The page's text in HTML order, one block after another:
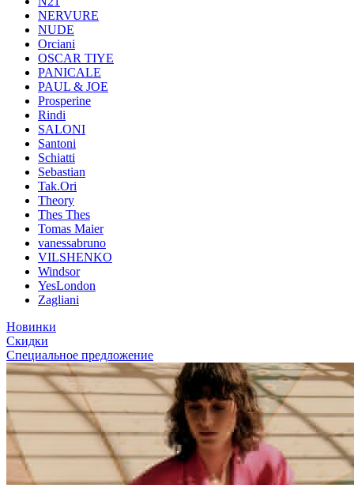
NERVURE
NUDE
Orciani
OSCAR TIYE
PANICALE
PAUL & JOE
Prosperine
Rindi
SALONI
Santoni
Schiatti
Sebastian
Tak.Ori
Theory
Thes Thes
Tomas Maier
vanessabruno
VILSHENKO
Windsor
YesLondon
Zagliani
Новинки
Скидки
Специальное предложение